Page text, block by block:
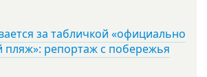
за табличкой «официально
пляж»: репортаж с побережья